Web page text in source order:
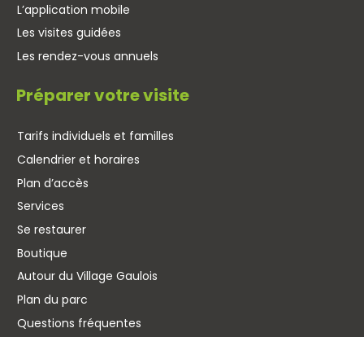
L’application mobile
Les visites guidées
Les rendez-vous annuels
Préparer votre visite
Tarifs individuels et familles
Calendrier et horaires
Plan d’accès
Services
Se restaurer
Boutique
Autour du Village Gaulois
Plan du parc
Questions fréquentes